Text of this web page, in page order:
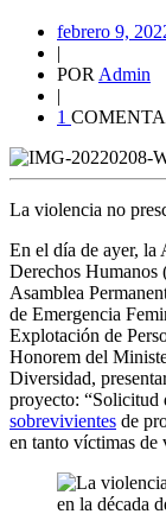
febrero 9,
|
POR Admin
|
1
La violencia no
En el día de ayer, la
Derechos Humanos
Asamblea
de Emergencia
Explotación de
Honorem del
Diversidad,
proyecto: “Solicitud
sobrevivientes de
en tanto víctimas